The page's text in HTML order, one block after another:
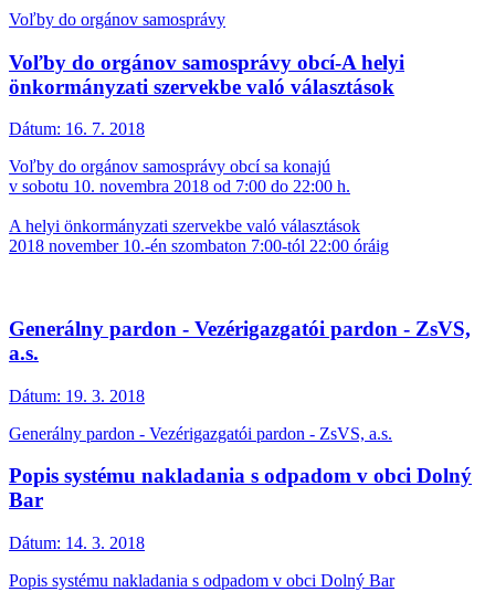
Voľby do orgánov samosprávy
Voľby do orgánov samosprávy obcí-A helyi
önkormányzati szervekbe való választások
Dátum: 16. 7. 2018
Voľby do orgánov samosprávy obcí sa konajú
v sobotu 10. novembra 2018 od 7:00 do 22:00 h.
A helyi önkormányzati szervekbe való választások
2018 november 10.-én szombaton 7:00-tól 22:00 óráig
Generálny pardon - Vezérigazgatói pardon - ZsVS,
a.s.
Dátum: 19. 3. 2018
Generálny pardon - Vezérigazgatói pardon - ZsVS, a.s.
Popis systému nakladania s odpadom v obci Dolný
Bar
Dátum: 14. 3. 2018
Popis systému nakladania s odpadom v obci Dolný Bar